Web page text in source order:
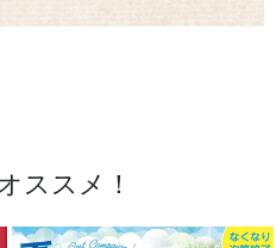
ススメ！